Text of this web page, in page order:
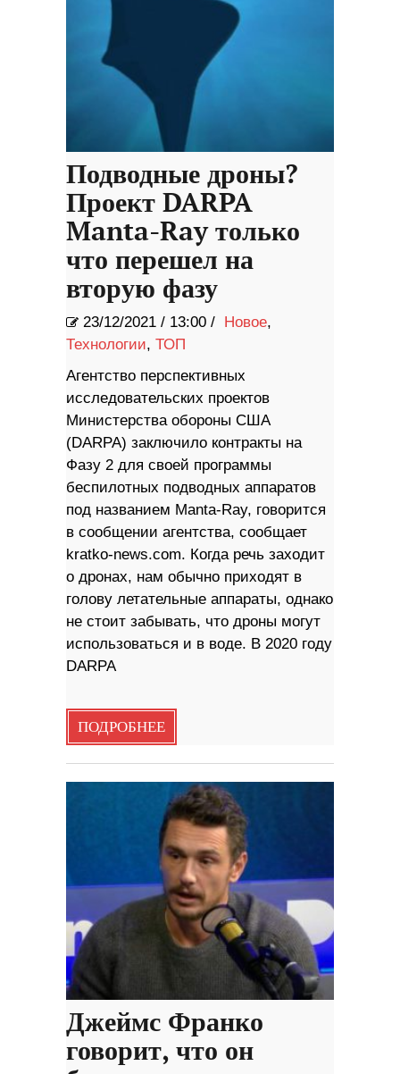
Подводные дроны?
Проект DARPA
Manta-Ray только
что перешел на
вторую фазу
23/12/2021 / 13:00 / Новое,
Технологии, ТОП
Агентство перспективных
исследовательских проектов
Министерства обороны США
(DARPA) заключило контракты на
Фазу 2 для своей программы
беспилотных подводных аппаратов
под названием Manta-Ray, говорится
в сообщении агентства, сообщает
kratko-news.com. Когда речь заходит
о дронах, нам обычно приходят в
голову летательные аппараты, однако
не стоит забывать, что дроны могут
использоваться и в воде. В 2020 году
DARPA
ПОДРОБНЕЕ
Джеймс Франко
говорит, что он